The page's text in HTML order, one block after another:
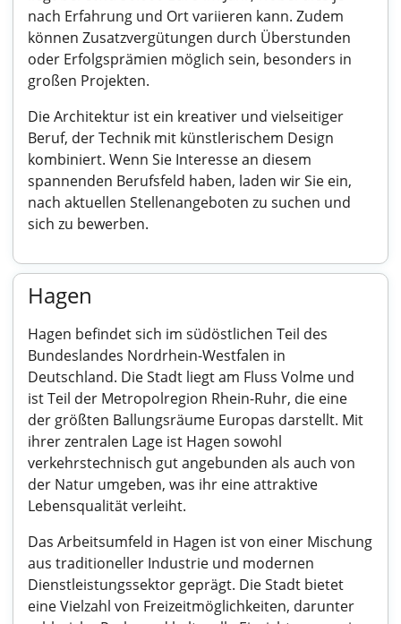
nach Erfahrung und Ort variieren kann. Zudem
können Zusatzvergütungen durch Überstunden
oder Erfolgsprämien möglich sein, besonders in
großen Projekten.
Die Architektur ist ein kreativer und vielseitiger
Beruf, der Technik mit künstlerischem Design
kombiniert. Wenn Sie Interesse an diesem
spannenden Berufsfeld haben, laden wir Sie ein,
nach aktuellen Stellenangeboten zu suchen und
sich zu bewerben.
Hagen
Hagen befindet sich im südöstlichen Teil des
Bundeslandes Nordrhein-Westfalen in
Deutschland. Die Stadt liegt am Fluss Volme und
ist Teil der Metropolregion Rhein-Ruhr, die eine
der größten Ballungsräume Europas darstellt. Mit
ihrer zentralen Lage ist Hagen sowohl
verkehrstechnisch gut angebunden als auch von
der Natur umgeben, was ihr eine attraktive
Lebensqualität verleiht.
Das Arbeitsumfeld in Hagen ist von einer Mischung
aus traditioneller Industrie und modernen
Dienstleistungssektor geprägt. Die Stadt bietet
eine Vielzahl von Freizeitmöglichkeiten, darunter